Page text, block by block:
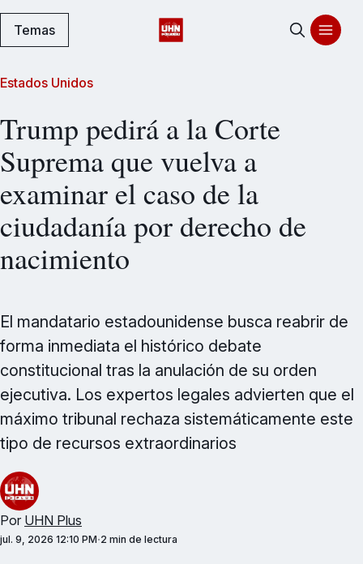
Temas
Estados Unidos
Trump pedirá a la Corte
Suprema que vuelva a
examinar el caso de la
ciudadanía por derecho de
nacimiento
El mandatario estadounidense busca reabrir de
forma inmediata el histórico debate
constitucional tras la anulación de su orden
ejecutiva. Los expertos legales advierten que el
máximo tribunal rechaza sistemáticamente este
tipo de recursos extraordinarios
Por UHN Plus
jul. 9, 2026 12:10 PM 2 min de lectura